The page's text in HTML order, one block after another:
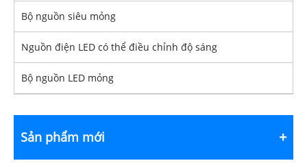
Bộ nguồn siêu mỏng
Nguồn điện LED có thể điều chỉnh độ sáng
Bộ nguồn LED mỏng
Sản phẩm mới